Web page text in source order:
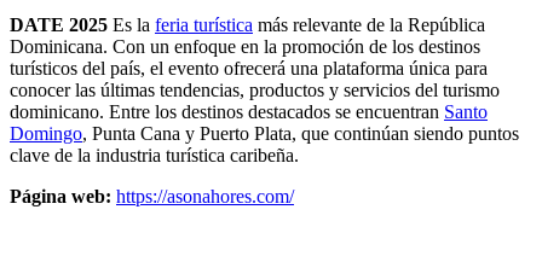
DATE 2025 Es la feria turística más relevante de la República
Dominicana. Con un enfoque en la promoción de los destinos
turísticos del país, el evento ofrecerá una plataforma única para
conocer las últimas tendencias, productos y servicios del turismo
dominicano. Entre los destinos destacados se encuentran Santo
Domingo, Punta Cana y Puerto Plata, que continúan siendo puntos
clave de la industria turística caribeña.
Página web: https://asonahores.com/